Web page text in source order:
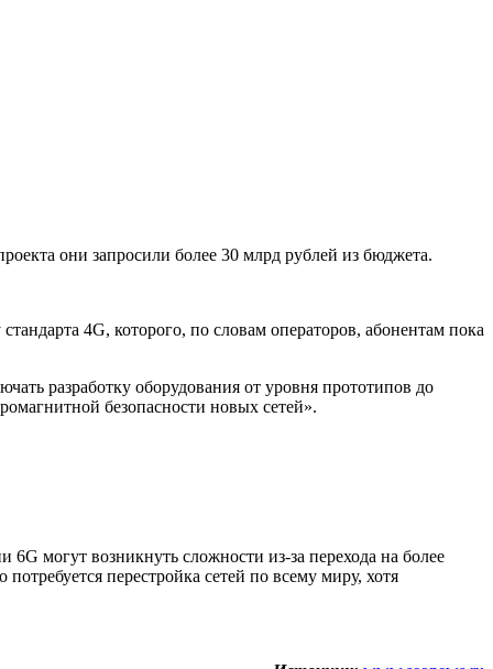
они запросили более 30 млрд рублей из бюджета.
4G, которого, по словам операторов, абонентам пока
разработку оборудования от уровня прототипов до
безопасности новых сетей».
могут возникнуть сложности из-за перехода на более
перестройка сетей по всему миру, хотя